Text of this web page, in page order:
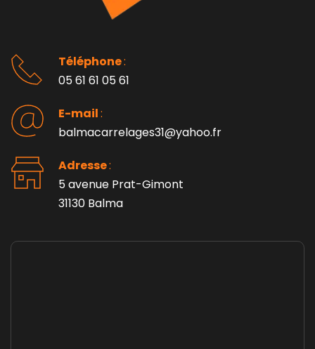
Téléphone :
05 61 61 05 61
E-mail :
balmacarrelages31@yahoo.fr
Adresse :
5 avenue Prat-Gimont
31130 Balma